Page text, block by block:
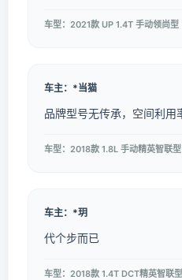
车型：2021款 UP 1.4T 手动领尚型
车主：*当猫
品牌型号无传承，空间利用
车型：2018款 1.8L 手动精英智联型
车主：*玥
代个步而已
车型：2018款 1.4T DCT精英智联型